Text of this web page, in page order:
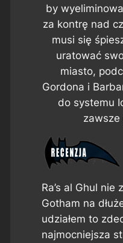
by
za kontrę nad
musi się
uratować
miasto,
Gordona i
do systemu
zawsze
Ra’s al Ghul nie
Gotham na
udziałem to
najmocniejsza